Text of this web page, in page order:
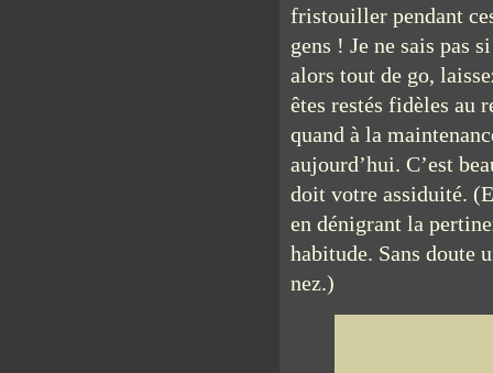
fristouiller pendant
gens ! Je ne sais pas
alors tout de go,
êtes restés fidèles au
quand à la
aujourd’hui. C’est
doit votre assiduité.
en dénigrant la
habitude. Sans doute
nez.)